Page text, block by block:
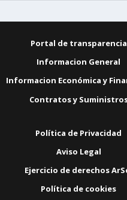
Portal de transparencia
Informacion General
Informacion Económica y
Contratos y
Política de Privacidad
Aviso Legal
Ejercicio de derechos
Política de cookies